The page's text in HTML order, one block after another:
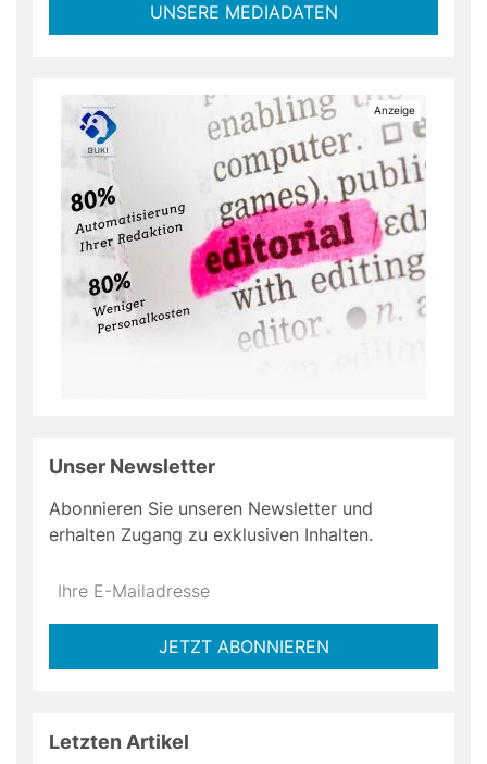
UNSERE MEDIADATEN
Unser Newsletter
Abonnieren Sie unseren Newsletter und
erhalten Zugang zu exklusiven Inhalten.
Do
*Ihre
JETZT ABONNIEREN
Letzten Artikel